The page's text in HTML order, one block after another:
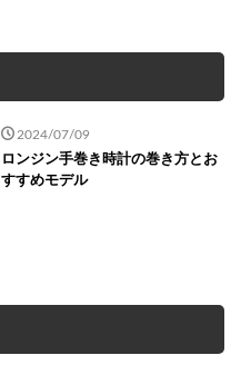
2024/07/09
ロンジン手巻き時計の巻き方とお
すすめモデル